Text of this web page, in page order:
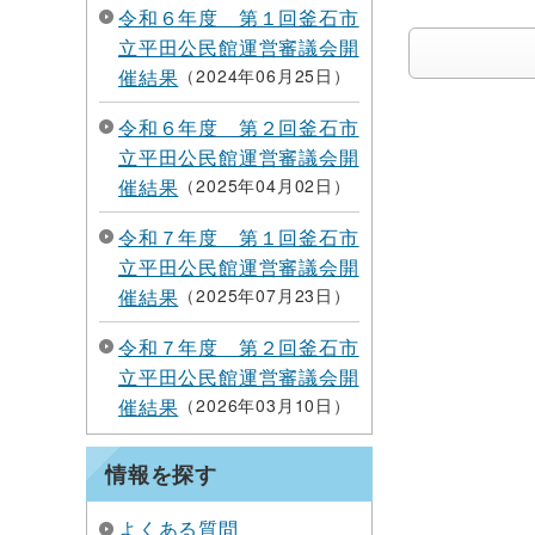
令和６年度 第１回釜石市
立平田公民館運営審議会開
催結果
2024年06月25日
令和６年度 第２回釜石市
立平田公民館運営審議会開
催結果
2025年04月02日
令和７年度 第１回釜石市
立平田公民館運営審議会開
催結果
2025年07月23日
令和７年度 第２回釜石市
立平田公民館運営審議会開
催結果
2026年03月10日
情報を探す
よくある質問